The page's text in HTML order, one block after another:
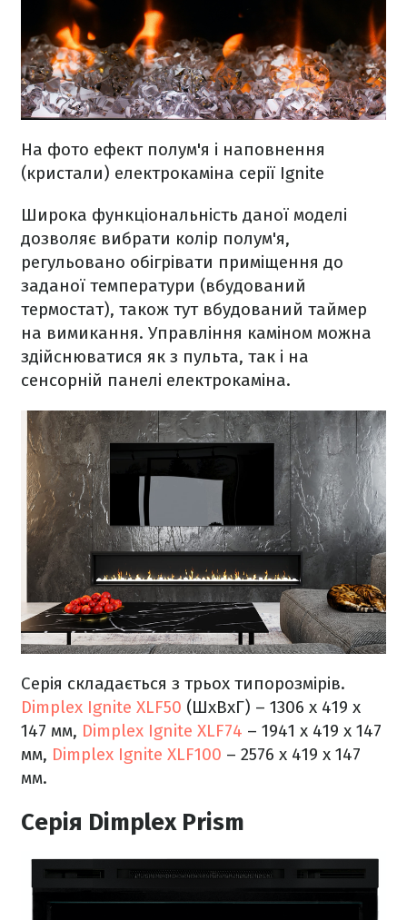
На фото ефект полум'я і наповнення
(кристали) електрокаміна серії Ignite
Широка функціональність даної моделі
дозволяє вибрати колір полум'я,
регульовано обігрівати приміщення до
заданої температури (вбудований
термостат), також тут вбудований таймер
на вимикання. Управління каміном можна
здійснюватися як з пульта, так і на
сенсорній панелі електрокаміна.
Серія складається з трьох типорозмірів.
Dimplex Ignite XLF50 (ШхВхГ) – 1306 x 419 x
147 мм, Dimplex Ignite XLF74 – 1941 x 419 x 147
мм, Dimplex Ignite XLF100 – 2576 x 419 x 147
мм.
Серія Dimplex Prism